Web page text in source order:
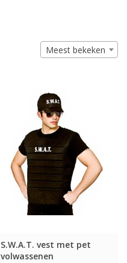
Meest bekeken
S.W.A.T. vest met pet
volwassenen